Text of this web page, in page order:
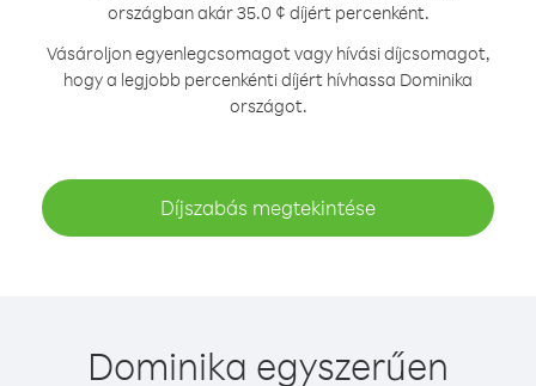
országban akár 35.0 ¢ díjért percenként.
Vásároljon egyenlegcsomagot vagy hívási díjcsomagot,
hogy a legjobb percenkénti díjért hívhassa Dominika
országot.
Díjszabás megtekintése
Dominika egyszerűen